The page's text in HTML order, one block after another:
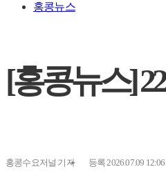
홍콩뉴스
[홍콩뉴스]
홍콩수요저널 기자 등록 2026.07.09 12:06